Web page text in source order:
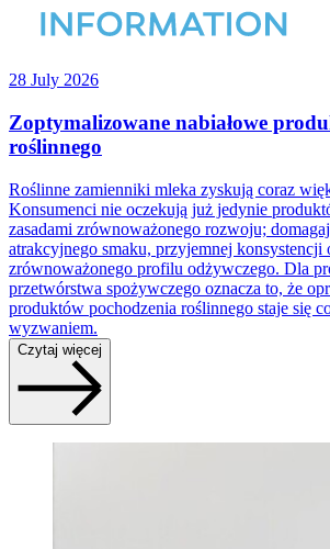
28 July 2026
Zoptymalizowane nabiałowe
roślinnego
Roślinne zamienniki mleka zyskują coraz
Konsumenci nie oczekują już jedynie
zasadami zrównoważonego rozwoju;
atrakcyjnego smaku, przyjemnej konsystencji
zrównoważonego profilu odżywczego. Dla
przetwórstwa spożywczego oznacza to, że
produktów pochodzenia roślinnego staje się
wyzwaniem.
Czytaj więcej